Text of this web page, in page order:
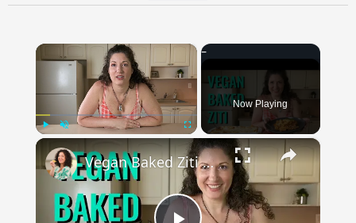
×
Fullscreen
Now Playing
×
Vegan Baked Ziti with Lentils, Tofu Ricotta, and Cashew Mozzarella